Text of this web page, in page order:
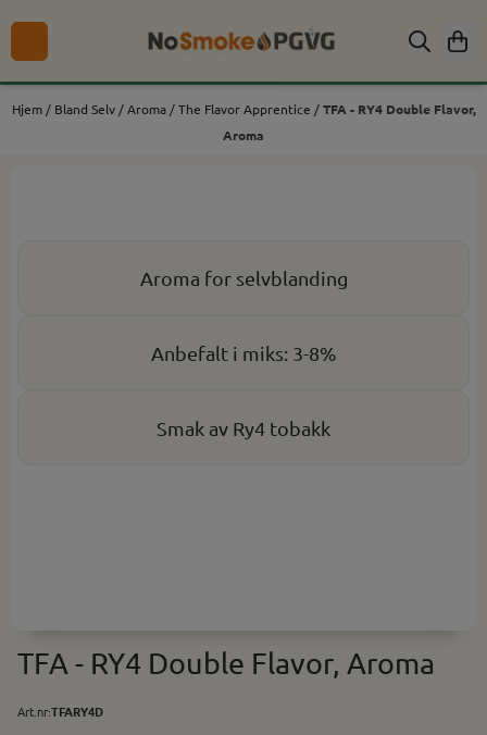
Hopp til innhold
Hjem / Bland Selv /Aroma /The Flavor Apprentice /TFA - RY4 Double Flavor,
Aroma
Aroma for selvblanding
Anbefalt i miks: 3-8%
Smak av Ry4 tobakk
TFA - RY4 Double Flavor, Aroma
Art.nr:TFARY4D